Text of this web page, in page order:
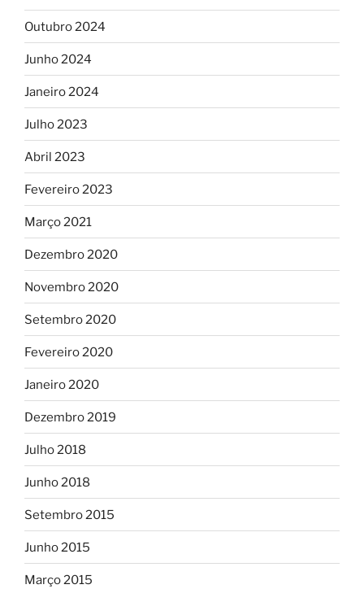
Outubro 2024
Junho 2024
Janeiro 2024
Julho 2023
Abril 2023
Fevereiro 2023
Março 2021
Dezembro 2020
Novembro 2020
Setembro 2020
Fevereiro 2020
Janeiro 2020
Dezembro 2019
Julho 2018
Junho 2018
Setembro 2015
Junho 2015
Março 2015